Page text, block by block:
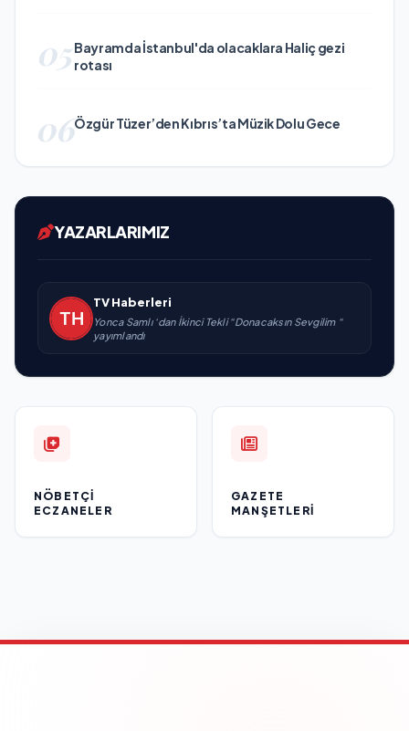
05Bayramda İstanbul'da olacaklara Haliç gezi
rotası
06Özgür Tüzer’den Kıbrıs’ta Müzik Dolu Gece
YAZARLARIMIZ
TV Haberleri
Yonca Samlı ‘dan İkinci Tekli “Donacaksın Sevgilim “
yayımlandı
NÖBETÇI
ECZANELER
GAZETE
MANŞETLERI